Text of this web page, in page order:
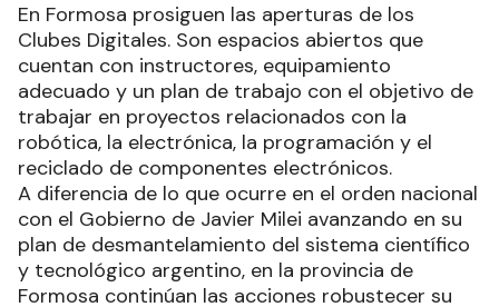
En Formosa prosiguen las aperturas de los
Clubes Digitales. Son espacios abiertos que
cuentan con instructores, equipamiento
adecuado y un plan de trabajo con el objetivo de
trabajar en proyectos relacionados con la
robótica, la electrónica, la programación y el
reciclado de componentes electrónicos.
A diferencia de lo que ocurre en el orden nacional
con el Gobierno de Javier Milei avanzando en su
plan de desmantelamiento del sistema científico
y tecnológico argentino, en la provincia de
Formosa continúan las acciones robustecer su